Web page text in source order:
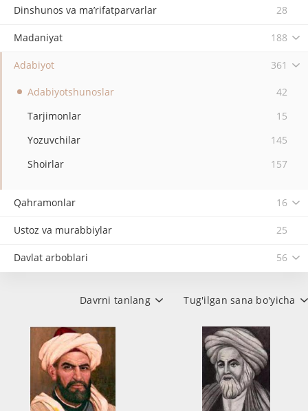
Dinshunos va ma’rifatparvarlar 28
Madaniyat 188
Adabiyot 361
Adabiyotshunoslar
42
Tarjimonlar
15
Yozuvchilar
145
Shoirlar
157
Qahramonlar 16
Ustoz va murabbiylar 25
Davlat arboblari 56
Tug'ilgan sana bo'yicha
Davrni tanlang